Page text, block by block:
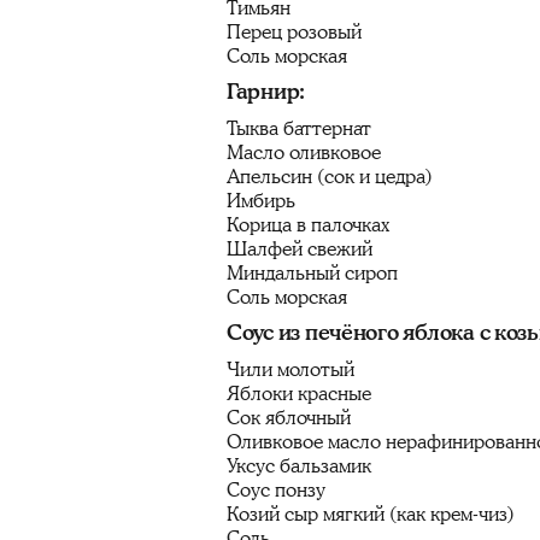
Тимьян
Перец розовый
Соль морская
Гарнир:
Тыква баттернат
Масло оливковое
Апельсин (сок и цедра)
Имбирь
Корица в палочках
Шалфей свежий
Миндальный сироп
Соль морская
Соус из печёного яблока с
Чили молотый
Яблоки красные
Сок яблочный
Оливковое масло
Уксус бальзамик
Соус понзу
Козий сыр мягкий (как крем-чиз)